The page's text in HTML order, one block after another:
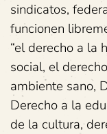
sindicatos,
funcionen
“el derecho a la
social, el
ambiente sano,
Derecho a la
de la cultura,